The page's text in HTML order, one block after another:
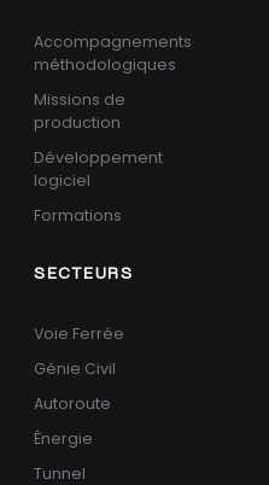
Accompagnements
méthodologiques
Missions de
production
Développement
logiciel
Formations
SECTEURS
Voie Ferrée
Génie Civil
Autoroute
Énergie
Tunnel